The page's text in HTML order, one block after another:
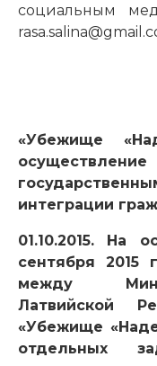
социальным
«Убежище
интеграции
01.10.2015. На
сентября 2015
между
Латвийской
«Убежище
отдельных